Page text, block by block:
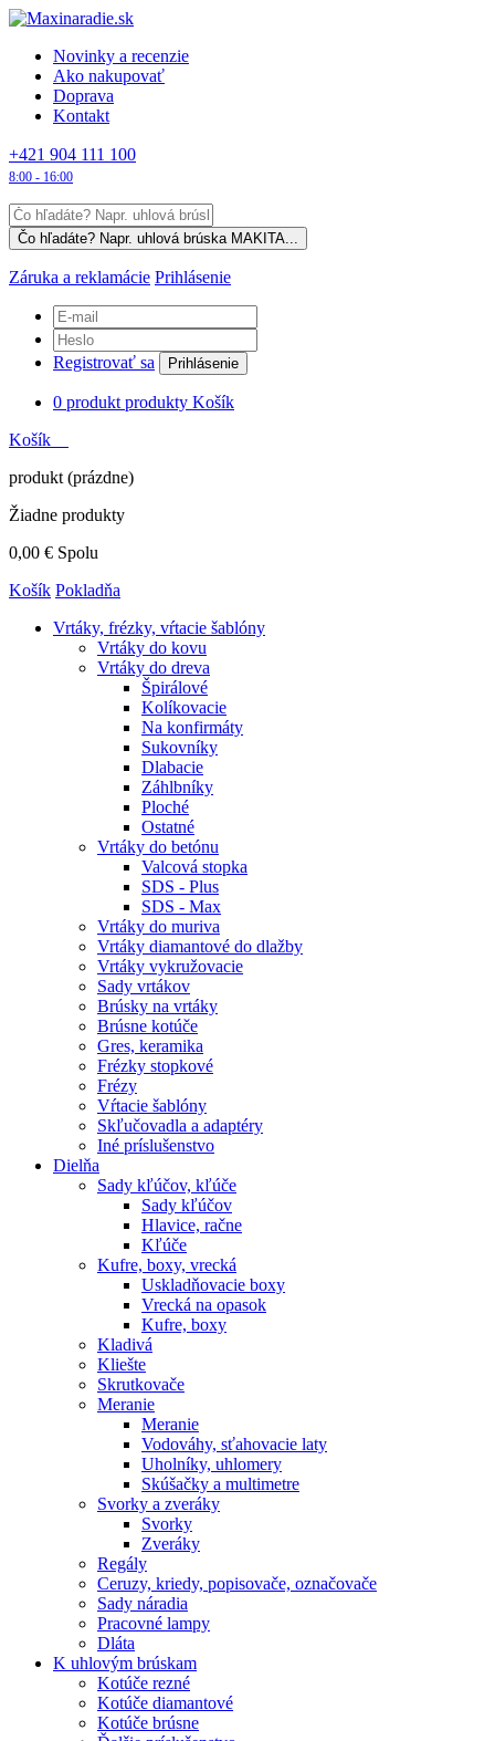
Novinky a recenzie
Ako nakupovať
Doprava
Kontakt
+421 904 111 100
8:00 - 16:00
Záruka a reklamácie Prihlásenie
Registrovať sa Prihlásenie
0 produkt produkty Košík
Košík
produkt (prázdne)
Žiadne produkty
0,00 € Spolu
Košík Pokladňa
Vrtáky, frézky, vŕtacie šablóny
Vrtáky do kovu
Vrtáky do dreva
Špirálové
Kolíkovacie
Na konfirmáty
Sukovníky
Dlabacie
Záhlbníky
Ploché
Ostatné
Vrtáky do betónu
Valcová stopka
SDS - Plus
SDS - Max
Vrtáky do muriva
Vrtáky diamantové do dlažby
Vrtáky vykružovacie
Sady vrtákov
Brúsky na vrtáky
Brúsne kotúče
Gres, keramika
Frézky stopkové
Frézy
Vŕtacie šablóny
Skľučovadla a adaptéry
Iné príslušenstvo
Dielňa
Sady kľúčov, kľúče
Sady kľúčov
Hlavice, račne
Kľúče
Kufre, boxy, vrecká
Uskladňovacie boxy
Vrecká na opasok
Kufre, boxy
Kladivá
Kliešte
Skrutkovače
Meranie
Meranie
Vodováhy, sťahovacie laty
Uholníky, uhlomery
Skúšačky a multimetre
Svorky a zveráky
Svorky
Zveráky
Regály
Ceruzy, kriedy, popisovače, označovače
Sady náradia
Pracovné lampy
Dláta
K uhlovým brúskam
Kotúče rezné
Kotúče diamantové
Kotúče brúsne